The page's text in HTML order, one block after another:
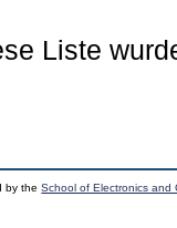
Liste
by theSchool of Electronics and